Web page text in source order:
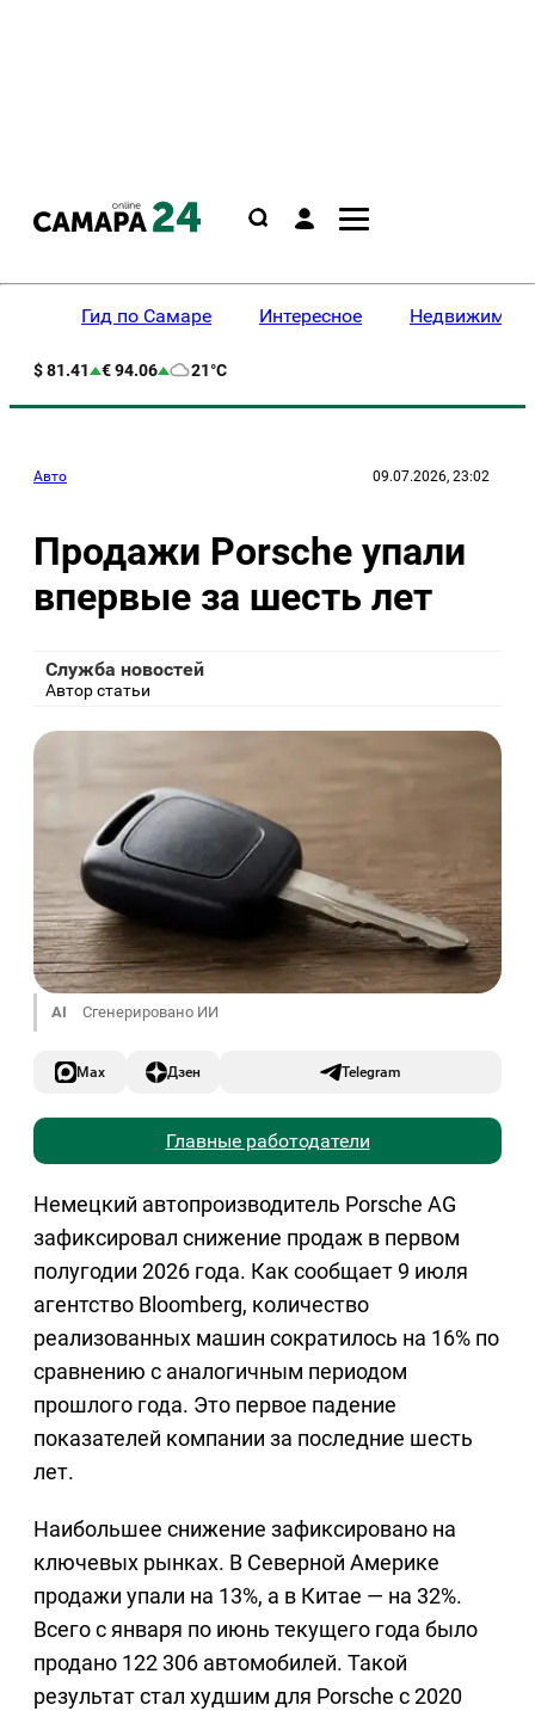
Гид по Самаре Интересное
$ 81.41 € 94.06 21°C
Авто 09.07.2026, 23:02
Продажи Porsche упали
впервые за шесть лет
Служба новостей
Автор статьи
AI Сгенерировано ИИ
Max Дзен Telegram
Главные работодатели
Немецкий автопроизводитель Porsche AG
зафиксировал снижение продаж в первом
полугодии 2026 года. Как сообщает 9 июля
агентство Bloomberg, количество
реализованных машин сократилось на 16% по
сравнению с аналогичным периодом
прошлого года. Это первое падение
показателей компании за последние шесть
лет.
Наибольшее снижение зафиксировано на
ключевых рынках. В Северной Америке
продажи упали на 13%, а в Китае — на 32%.
Всего с января по июнь текущего года было
продано 122 306 автомобилей. Такой
результат стал худшим для Porsche с 2020